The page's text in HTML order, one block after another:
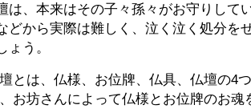
、本来はその子々孫々がお守りして
どから実際は難しく、泣く泣く処分を
ょう。
とは、仏様、お位牌、仏具、仏壇の4
お坊さんによって仏様とお位牌のお魂